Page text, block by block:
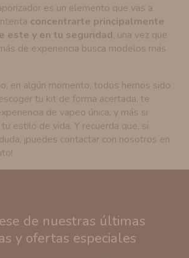
es un elemento que vas a
concentrarte principalmente
este y en tu seguridad, una vez que
de experiencia busca modelos más
en algún momento, todos hemos sido
tu kit de forma acertada, te
de vapeo única, y más si
estilo de vida. Y recuerda que, si
¡puedes contactar con nosotros en
de nuestras últimas
y ofertas especiales